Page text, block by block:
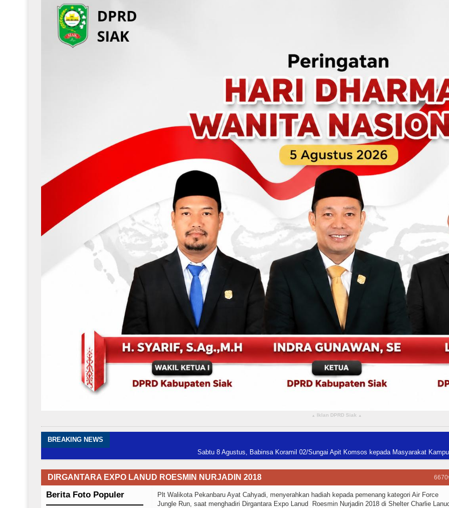
▴ Iklan DPRD Siak ▴
BREAKING NEWS
Sabtu 8 Agustus, Babinsa Koramil 02/Sungai Apit Komsos kepada Masyarakat Kampung Perincit
DIRGANTARA EXPO LANUD ROESMIN NURJADIN 2018
Berita Foto Populer
Plt Walikota Pekanbaru Ayat Cahyadi, menyerahkan hadiah kepada pemenang kategori Air Force
Jungle Run, saat menghadiri Dirgantara Expo Lanud Roesmin Nurjadin 2018 di Shelter Charlie